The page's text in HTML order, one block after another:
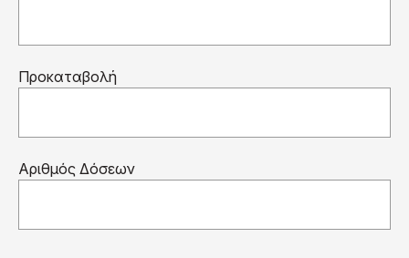
Προκαταβολή
Αριθμός Δόσεων